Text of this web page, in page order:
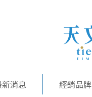
消息 經銷品牌